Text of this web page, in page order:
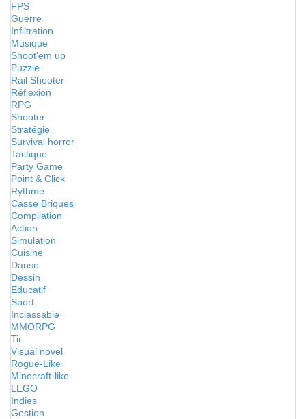
FPS
Guerre
Infiltration
Musique
Shoot'em up
Puzzle
Rail Shooter
Réflexion
RPG
Shooter
Stratégie
Survival horror
Tactique
Party Game
Point & Click
Rythme
Casse Briques
Compilation
Action
Simulation
Cuisine
Danse
Dessin
Educatif
Sport
Inclassable
MMORPG
Tir
Visual novel
Rogue-Like
Minecraft-like
LEGO
Indies
Gestion